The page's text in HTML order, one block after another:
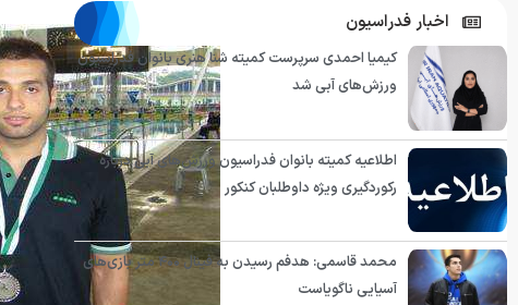
اخبار فدراسیون
کیمیا احمدی سرپرست کمیته شنا هنری بانوان فدراسیون
ورزش‌های آبی شد
اطلاعیه کمیته بانوان فدراسیون ورزش‌های آبی درباره
رکوردگیری ویژه داوطلبان کنکور
محمد قاسمی: هدفم رسیدن به فینال ۴۰۰ متر بازی‌های
آسیایی ناگویاست